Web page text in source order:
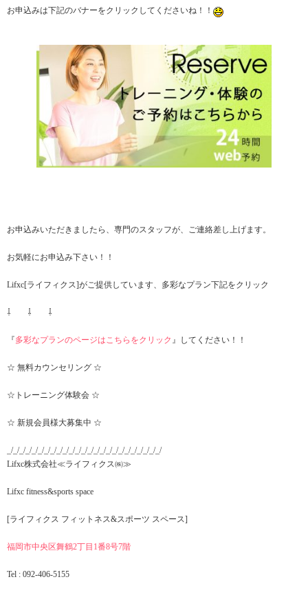
お申込みは下記のバナーをクリックしてくださいね！！
お申込みいただきましたら、専門のスタッフが、ご連絡差し上げます。
お気軽にお申込み下さい！！
Lifxc[ライフィクス]がご提供しています、多彩なプラン下記をクリック
⇩ ⇩ ⇩
『多彩なプランのページはこちらをクリック 』してください！！
☆ 無料カウンセリング ☆
☆トレーニング体験会 ☆
☆ 新規会員様大募集中 ☆
_/_/_/_/_/_/_/_/_/_/_/_/_/_/_/_/_/_/_/_/_/_/_/_/_/
Lifxc株式会社≪ライフィクス㈱≫
Lifxc fitness&sports space
[ライフィクス フィットネス&スポーツ スペース]
福岡市中央区舞鶴2丁目1番8号7階
Tel : 092-406-5155